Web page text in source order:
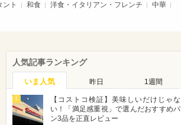
ント 和食 洋食・イタリアン・フレンチ
中華
人気記事ランキング
いま人気 昨日 1週間
1
【コストコ検証】美味しいだけじゃな
い！「満足感重視」で選んだおすすめパ
ン3品を正直レビュー